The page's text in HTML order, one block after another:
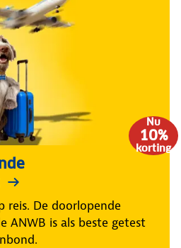
Nu
10%
korting
reis. De doorlopende
ANWB is als beste getest